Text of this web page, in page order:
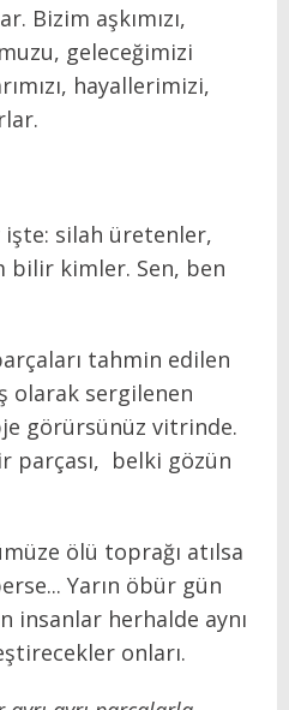
Bizim aşkımızı,
geleceğimizi
hayallerimizi,
silah üretenler,
bilir kimler. Sen, ben
tahmin edilen
olarak sergilenen
görürsünüz vitrinde.
parçası, belki gözün
ölü toprağı atılsa
Yarın öbür gün
insanlar herhalde aynı
onları.